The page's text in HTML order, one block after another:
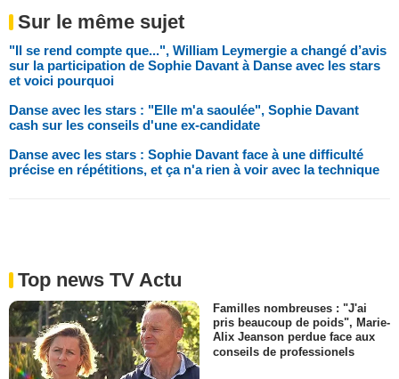
Sur le même sujet
"Il se rend compte que...", William Leymergie a changé d’avis
sur la participation de Sophie Davant à Danse avec les stars
et voici pourquoi
Danse avec les stars : "Elle m'a saoulée", Sophie Davant
cash sur les conseils d'une ex-candidate
Danse avec les stars : Sophie Davant face à une difficulté
précise en répétitions, et ça n'a rien à voir avec la technique
Top news TV Actu
Familles nombreuses : "J'ai
pris beaucoup de poids", Marie-
Alix Jeanson perdue face aux
conseils de professionels